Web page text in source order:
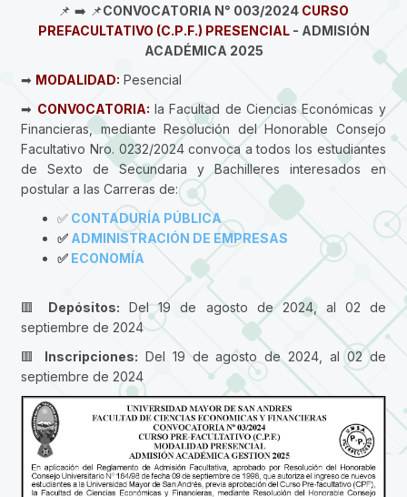
📌 ➡️ 📌CONVOCATORIA N° 003/2024 CURSO
PREFACULTATIVO (C.P.F.) PRESENCIAL- ADMISIÓN
ACADÉMICA 2025
➡ MODALIDAD: Pesencial
➡ CONVOCATORIA: la Facultad de Ciencias Económicas y
Financieras, mediante Resolución del Honorable Consejo
Facultativo Nro. 0232/2024 convoca a todos los estudiantes
de Sexto de Secundaria y Bachilleres interesados en
postular a las Carreras de:
✅ CONTADURÍA PÚBLICA
✅ ADMINISTRACIÓN DE EMPRESAS
✅ ECONOMÍA
🟥 Depósitos: Del 19 de agosto de 2024, al 02 de
septiembre de 2024
🟥 Inscripciones: Del 19 de agosto de 2024, al 02 de
septiembre de 2024